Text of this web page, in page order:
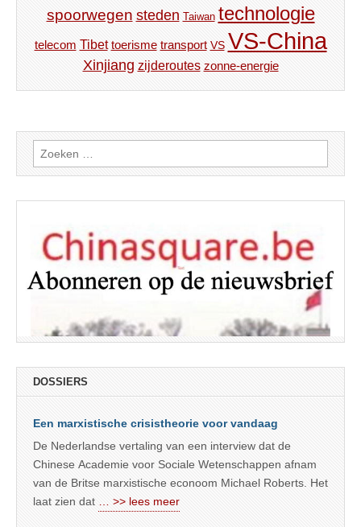
spoorwegen steden Taiwan technologie
telecom Tibet toerisme transport VS VS-China
Xinjiang zijderoutes zonne-energie
Zoeken
naar:
DOSSIERS
Een marxistische crisistheorie voor vandaag
De Nederlandse vertaling van een interview dat de
Chinese Academie voor Sociale Wetenschappen afnam
van de Britse marxistische econoom Michael Roberts. Het
laat zien dat
… >> lees meer